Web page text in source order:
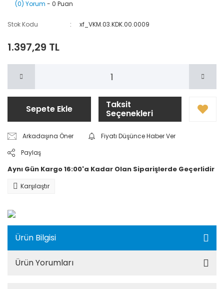
(0) Yorum - 0 Puan
Stok Kodu xf_VKM.03.KDK.00.0009
1.397,29 TL
Sepete Ekle Taksit
Seçenekleri
Arkadaşına Öner
Fiyatı Düşünce Haber Ver
Paylaş
Aynı Gün Kargo 16:00'a Kadar Olan Siparişlerde Geçerlidir
Karşılaştır
Ürün Bilgisi
Ürün Yorumları